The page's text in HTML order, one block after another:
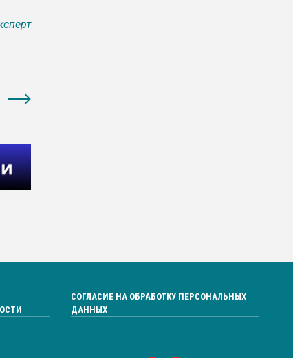
СОГЛАСИЕ НА ОБРАБОТКУ ПЕРСОНАЛЬНЫХ
ДАННЫХ